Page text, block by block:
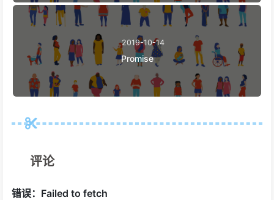
2019-10-14
Promise
评论